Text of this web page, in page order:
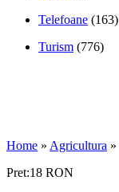
Telefoane (163)
Turism (776)
Home » Agricultura »
Pret:18 RON